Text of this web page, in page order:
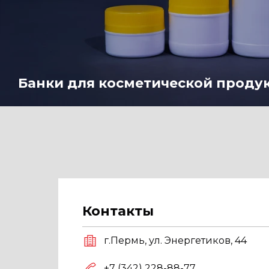
Банки для косметической
Контакты
г.Пермь, ул. Энергетиков, 44